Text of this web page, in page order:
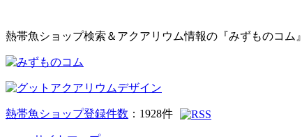
熱帯魚ショップ検索＆アクアリウム情報の『みずものコム』
熱帯魚ショップ登録件数 ： 1928件